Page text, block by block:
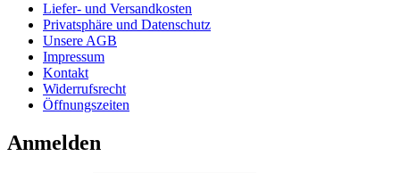
Liefer- und Versandkosten
Privatsphäre und Datenschutz
Unsere AGB
Impressum
Kontakt
Widerrufsrecht
Öffnungszeiten
Anmelden